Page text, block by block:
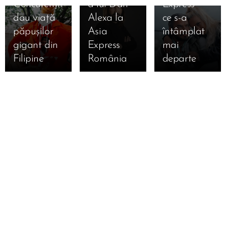
Concurenții
dau viață
păpușilor
gigant din
Filipine
a lui Dan
Alexa la
Asia
Express
România
Express—
ce s-a
întâmplat
mai
departe